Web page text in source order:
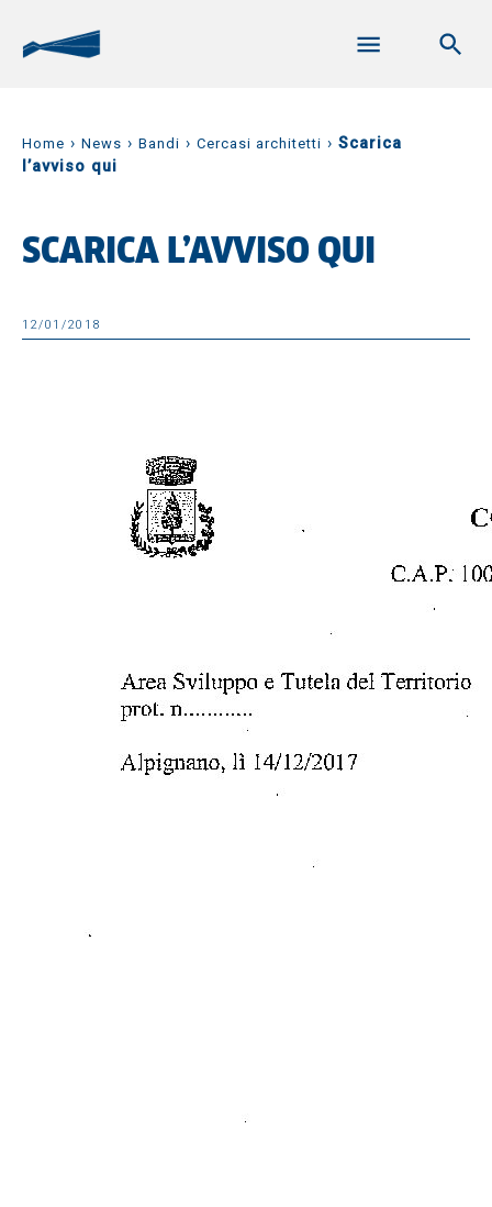
Home › News › Bandi › Cercasi architetti › Scarica
l’avviso qui
SCARICA L’AVVISO QUI
12/01/2018